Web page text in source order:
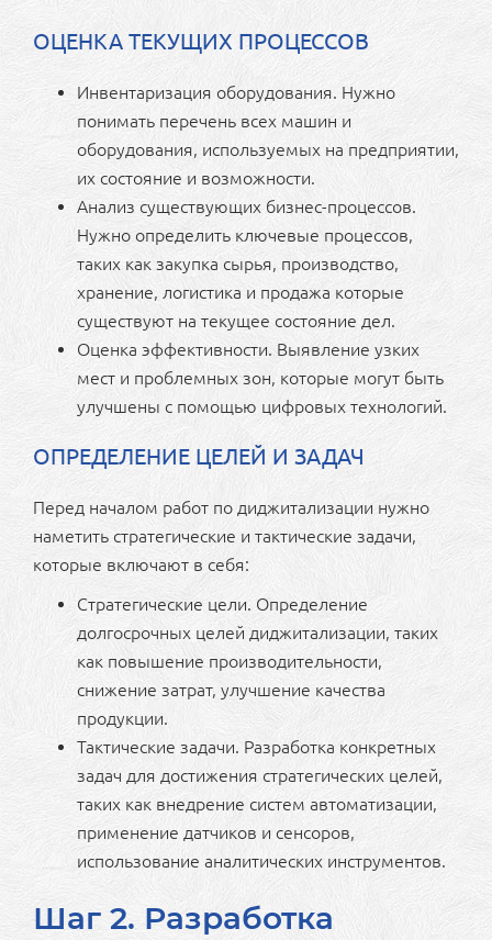
ОЦЕНКА ТЕКУЩИХ ПРОЦЕССОВ
Инвентаризация оборудования. Нужно
понимать перечень всех машин и
оборудования, используемых на предприятии,
их состояние и возможности.
Анализ существующих бизнес-процессов.
Нужно определить ключевые процессов,
таких как закупка сырья, производство,
хранение, логистика и продажа которые
существуют на текущее состояние дел.
Оценка эффективности. Выявление узких
мест и проблемных зон, которые могут быть
улучшены с помощью цифровых технологий.
ОПРЕДЕЛЕНИЕ ЦЕЛЕЙ И ЗАДАЧ
Перед началом работ по диджитализации нужно
наметить стратегические и тактические задачи,
которые включают в себя:
Стратегические цели. Определение
долгосрочных целей диджитализации, таких
как повышение производительности,
снижение затрат, улучшение качества
продукции.
Тактические задачи. Разработка конкретных
задач для достижения стратегических целей,
таких как внедрение систем автоматизации,
применение датчиков и сенсоров,
использование аналитических инструментов.
Шаг 2. Разработка